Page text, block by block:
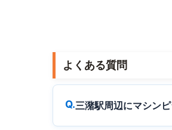
よくある質問
三潴駅周辺にマシン